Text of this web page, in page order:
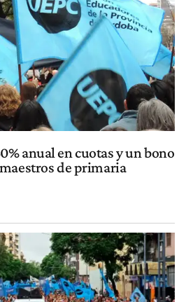
anual en cuotas y un bono
de primaria